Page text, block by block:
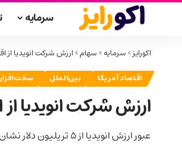
سرمایه
اکورایز>سرمایه>سهام>ارزش شرکت انویدیا
اقتصاد آمریکا بین‌الملل سخت‌افزار
ارزش شرکت انویدیا
عبور ارزش انویدیا از ۵ تریلیون دلار نشان می‌دهد این شرکت به یکی از مهم‌ترین بازیگران اقتصاد جهانی و بازارهای مالی تبدیل شده است.